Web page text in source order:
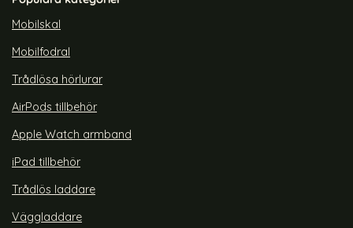
179 krtidigare pris
299 kr
Tillgänglighet:
Lagervara
Mobilskal
Mobilfodral
Trådlösa hörlurar
AirPods tillbehör
Apple Watch armband
iPad tillbehör
Trådlös laddare
Väggladdare